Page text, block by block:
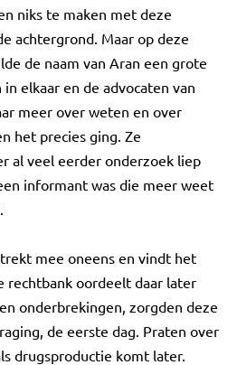
niks te maken met deze
achtergrond. Maar op deze
de naam van Aran een grote
elkaar en de advocaten van
meer over weten en over
het precies ging. Ze
al veel eerder onderzoek liep
informant was die meer weet
mee oneens en vindt het
rechtbank oordeelt daar later
onderbrekingen, zorgden deze
de eerste dag. Praten over
drugsproductie komt later.